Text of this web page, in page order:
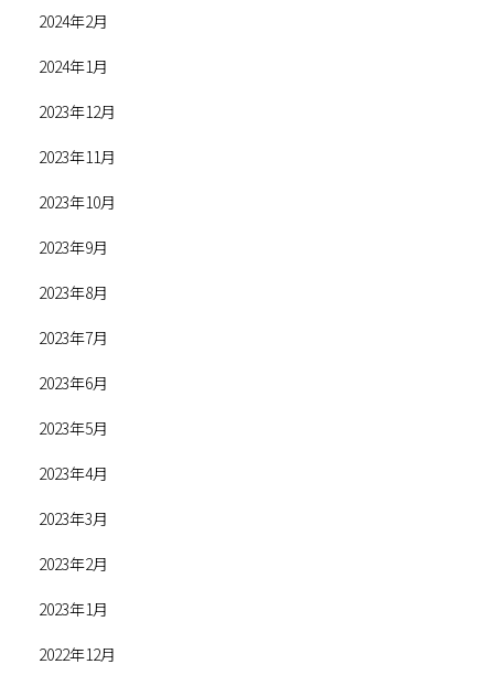
2024年2月
2024年1月
2023年12月
2023年11月
2023年10月
2023年9月
2023年8月
2023年7月
2023年6月
2023年5月
2023年4月
2023年3月
2023年2月
2023年1月
2022年12月